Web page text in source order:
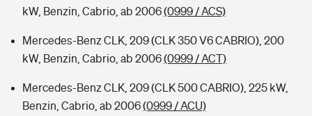
kW, Benzin, Cabrio, ab 2006(0999 / ACS)
Mercedes-Benz CLK, 209 (CLK 350 V6 CABRIO), 200
kW, Benzin, Cabrio, ab 2006(0999 / ACT)
Mercedes-Benz CLK, 209 (CLK 500 CABRIO), 225 kW,
Benzin, Cabrio, ab 2006(0999 / ACU)